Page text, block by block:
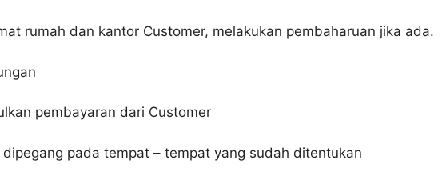
rumah dan kantor Customer, melakukan pembaharuan jika ada.
pembayaran dari Customer
pada tempat – tempat yang sudah ditentukan